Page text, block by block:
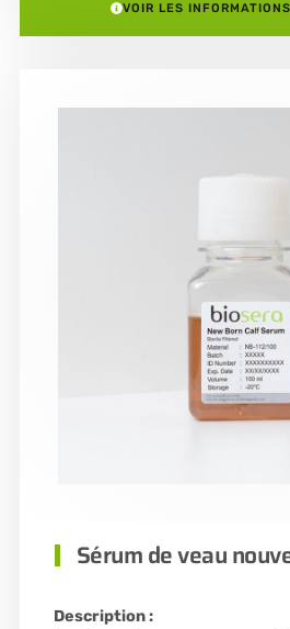
VOIR LES
Sérum de veau
Description :